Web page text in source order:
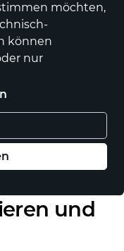
möchten,
können
nur
doch nutzen
Stelle noch
damit Sie auch
können. Alle
Sie in der
und